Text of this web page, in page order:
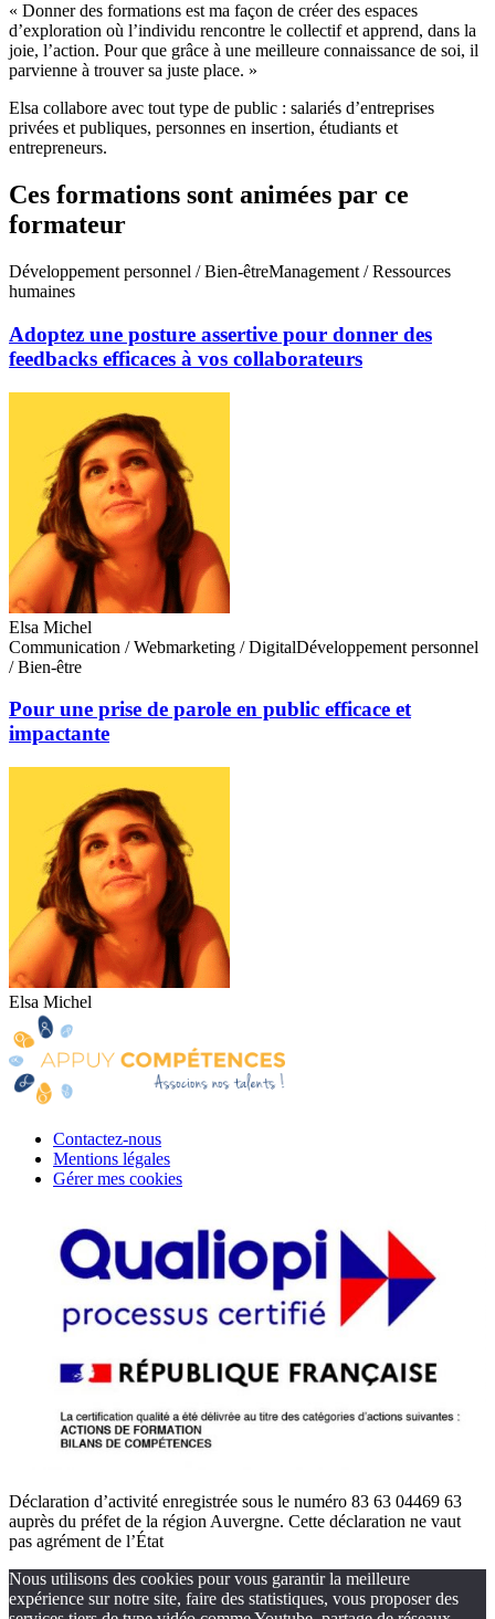
« Donner des formations est ma façon de créer des espaces
d’exploration où l’individu rencontre le collectif et apprend, dans la
joie, l’action. Pour que grâce à une meilleure connaissance de soi, il
parvienne à trouver sa juste place. »
Elsa collabore avec tout type de public : salariés d’entreprises
privées et publiques, personnes en insertion, étudiants et
entrepreneurs.
Ces formations sont animées par ce
formateur
Développement personnel / Bien-êtreManagement / Ressources
humaines
Adoptez une posture assertive pour donner des
feedbacks efficaces à vos collaborateurs
Elsa Michel
Communication / Webmarketing / DigitalDéveloppement personnel
/ Bien-être
Pour une prise de parole en public efficace et
impactante
Elsa Michel
Contactez-nous
Mentions légales
Gérer mes cookies
Déclaration d’activité enregistrée sous le numéro 83 63 04469 63
auprès du préfet de la région Auvergne. Cette déclaration ne vaut
pas agrément de l’État
Nous utilisons des cookies pour vous garantir la meilleure
expérience sur notre site, faire des statistiques, vous proposer des